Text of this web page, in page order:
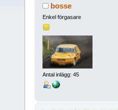
bosse
Enkel förgasare
Antal inlägg: 45